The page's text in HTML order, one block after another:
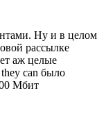
Ну и в целом
рассылке
аж целые
can было
Мбит